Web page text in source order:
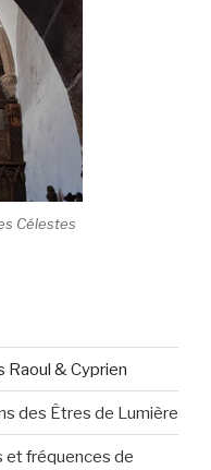
Célestes
Raoul & Cyprien
des Êtres de Lumière
et fréquences de